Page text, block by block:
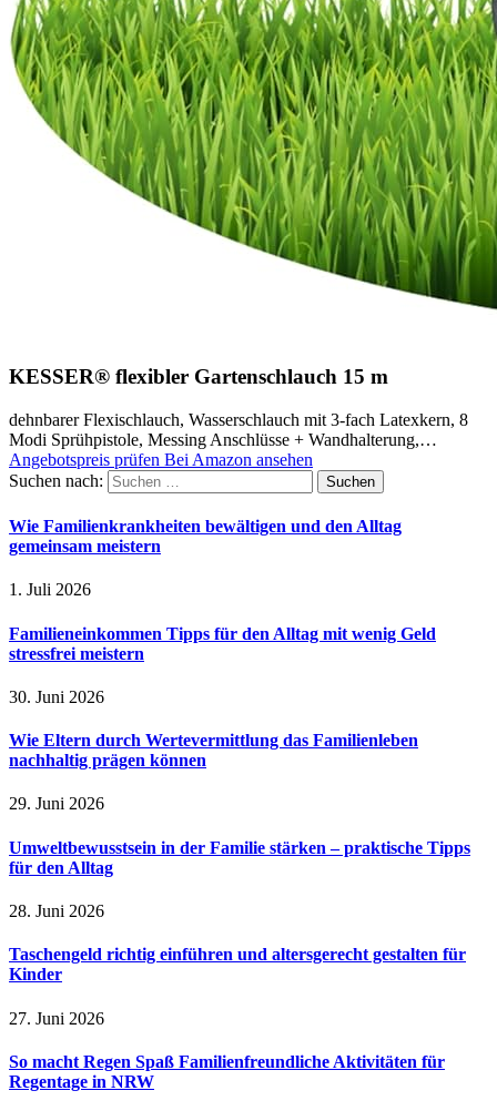
KESSER® flexibler Gartenschlauch 15 m
dehnbarer Flexischlauch, Wasserschlauch mit 3-fach Latexkern, 8
Modi Sprühpistole, Messing Anschlüsse + Wandhalterung,…
Angebotspreis prüfen Bei Amazon ansehen
Suchen nach:
Wie Familienkrankheiten bewältigen und den Alltag
gemeinsam meistern
1. Juli 2026
Familieneinkommen Tipps für den Alltag mit wenig Geld
stressfrei meistern
30. Juni 2026
Wie Eltern durch Wertevermittlung das Familienleben
nachhaltig prägen können
29. Juni 2026
Umweltbewusstsein in der Familie stärken – praktische Tipps
für den Alltag
28. Juni 2026
Taschengeld richtig einführen und altersgerecht gestalten für
Kinder
27. Juni 2026
So macht Regen Spaß Familienfreundliche Aktivitäten für
Regentage in NRW